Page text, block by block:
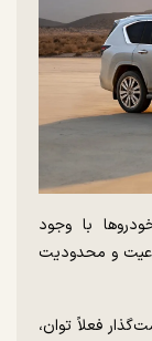
با وجود
و محدودیت
فعلاً توان،